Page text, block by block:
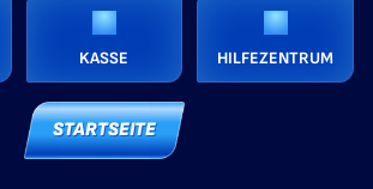
KASSE HILFEZENTRUM
STARTSEITE